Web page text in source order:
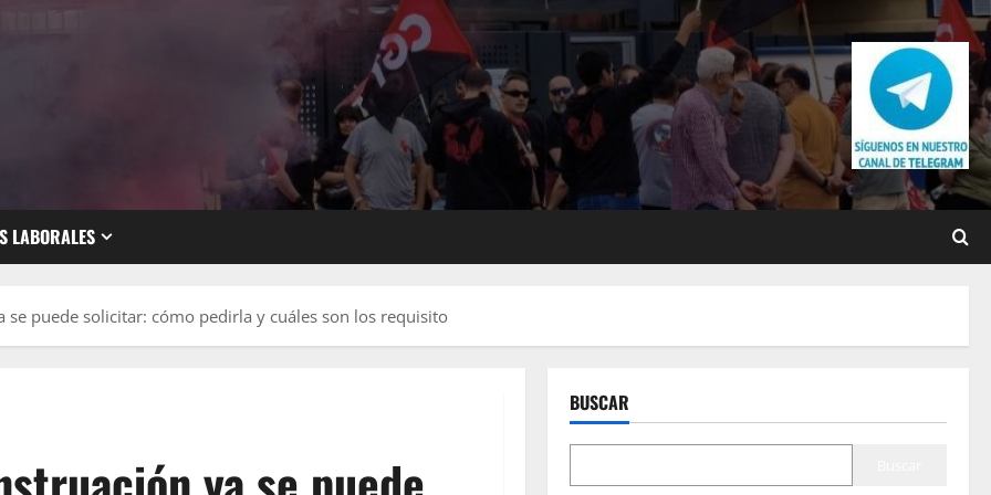
LABORALES
puede solicitar: cómo pedirla y cuáles son los requisito
BUSCAR